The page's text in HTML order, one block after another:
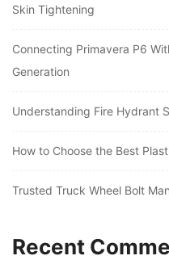
Skin Tightening
Connecting Primavera P6
Generation
Understanding Fire Hydrant
How to Choose the Best
Trusted Truck Wheel Bolt
Recent